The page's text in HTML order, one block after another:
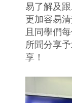
易了解及
更加容易
且同學們
所聞分享
享！